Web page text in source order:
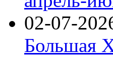
02-07-
Большая